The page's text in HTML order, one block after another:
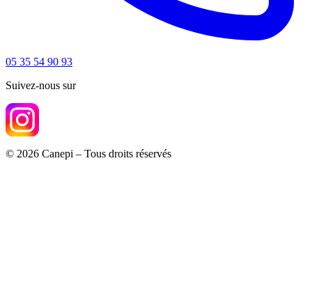
05 35 54 90 93
Suivez-nous sur
© 2026 Canepi – Tous droits réservés